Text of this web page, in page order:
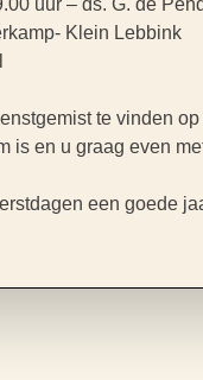
Klein Lebbink
te vinden
is en u graag even
een goede